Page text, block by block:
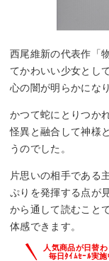
西尾維新の代表作「
てかわいい少女とし
心の闇が明らかにな
かつて蛇にとりつか
怪異と融合して神様
うのでした。
片思いの相手である
ぷりを発揮する点が
から通して読むこと
体感できます。